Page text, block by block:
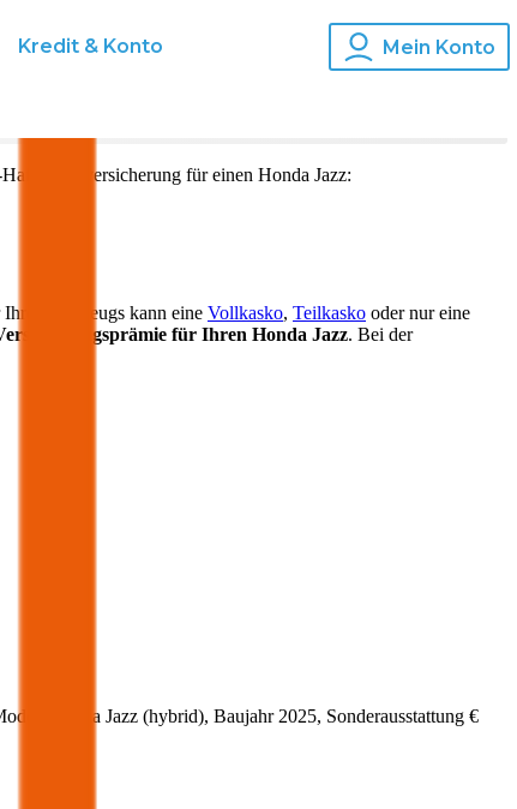
Kredit & Konto Mein Konto
für einen Honda Jazz:
Fahrzeugs kann eine Vollkasko, Teilkasko oder nur eine
für Ihren Honda Jazz. Bei der
Honda Jazz (hybrid), Baujahr 2025, Sonderausstattung €